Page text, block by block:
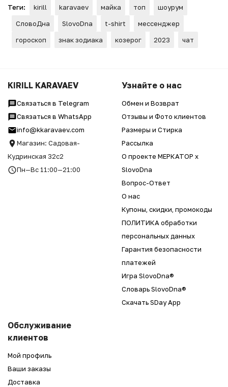
Теги: kirill karavaev майка топ
шоурум
СловоДна
SlovoDna t-shirt
мессенджер
гороскоп
знак зодиака козерог 2023 чат
KIRILL KARAVAEV
Связаться в Telegram
Связаться в WhatsApp
info@kkaravaev.com
Магазин: Садовая-
Кудринская 32с2
Пн—Вс 11:00—21:00
Узнайте о нас
Обмен и Возврат
Отзывы и Фото клиентов
Размеры и Стирка
Рассылка
О проекте МЕРКАТОР x
SlovoDna
Вопрос-Ответ
О нас
Купоны, скидки, промокоды
ПОЛИТИКА обработки
персональных данных
Гарантия безопасности
платежей
Игра SlovoDna®
Словарь SlovoDna®
Скачать SDay App
Обслуживание
клиентов
Мой профиль
Ваши заказы
Доставка